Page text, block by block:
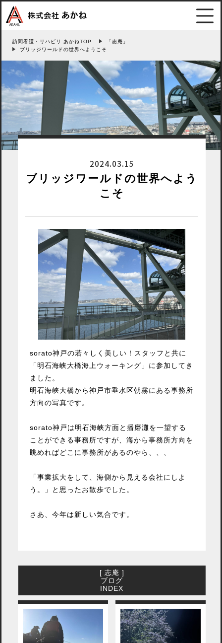
訪問看護・リハビリ あかねTOP
「志庵」
ブリッジワールドの世界へようこそ
2024.03.15
ブリッジワールドの世界へよう
こそ
sorato神戸の若々しく美しい！スタッフと共に
「明石海峡大橋海上ウォーキング」に参加してき
ました。
明石海峡大橋から神戸市垂水区朝霧にある事務所
方向の写真です。
sorato神戸は明石海峡方面と播磨灘を一望する
ことができる事務所ですが、海から事務所方向を
眺めればどこに事務所があるのやら、、、
「事業拡大をして、海側から見える会社にしよ
う。」と思ったお散歩でした。
さあ、今年は新しい気合です。
[ 志庵 ]
ブログ
INDEX